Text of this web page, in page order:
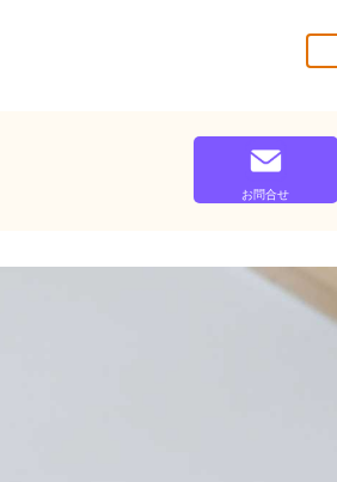
お問合せ